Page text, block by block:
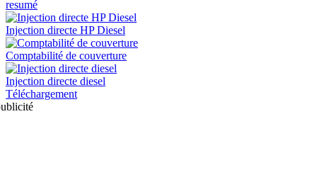
resumé
Injection directe HP Diesel
Comptabilité de couverture
Injection directe diesel
Téléchargement